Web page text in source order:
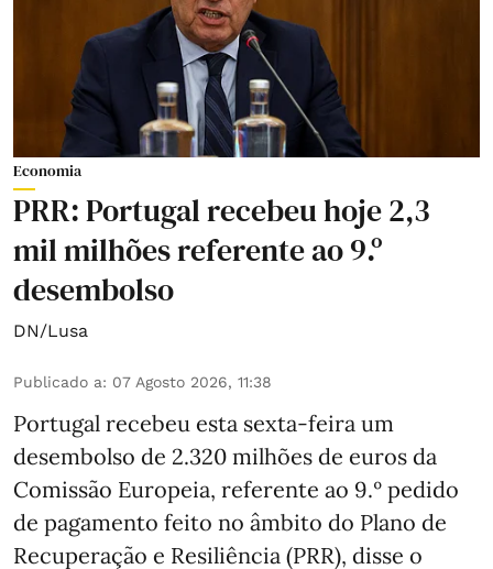
Economia
PRR: Portugal recebeu hoje 2,3
mil milhões referente ao 9.º
desembolso
DN/Lusa
Publicado a: 07 Agosto 2026, 11:38
Portugal recebeu esta sexta-feira um
desembolso de 2.320 milhões de euros da
Comissão Europeia, referente ao 9.º pedido
de pagamento feito no âmbito do Plano de
Recuperação e Resiliência (PRR), disse o